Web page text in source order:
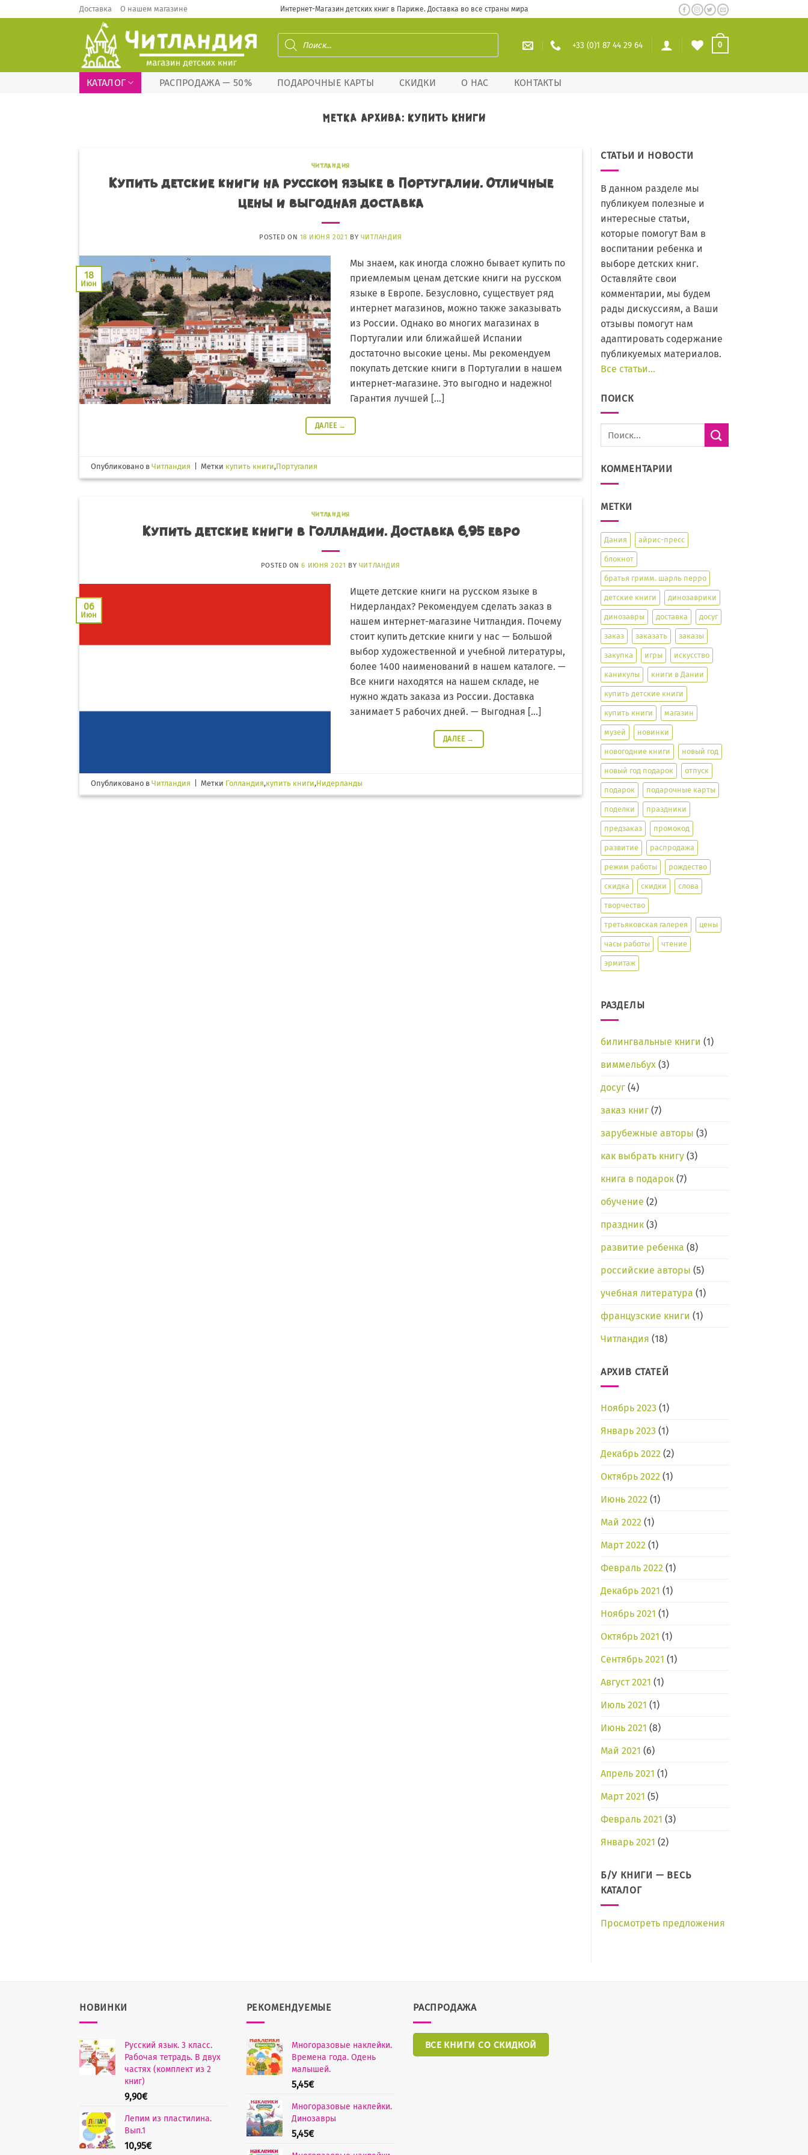
to
Доставка О нашем магазине Интернет-Магазин детских книг в Париже. Доставка во все страны мира
Поиск
товаров
+33 (0)1 87 44 29 64 0
КАТАЛОГ РАСПРОДАЖА — 50% ПОДАРОЧНЫЕ КАРТЫ СКИДКИ О НАС КОНТАКТЫ
МЕТКА АРХИВА: КУПИТЬ КНИГИ
ЧИТЛАНДИЯ
Купить детские книги на русском языке в Португалии. Отличные
цены и выгодная доставка
POSTED ON 18 ИЮНЯ 2021 BY ЧИТЛАНДИЯ
18
Июн
Мы знаем, как иногда сложно бывает купить по
приемлемым ценам детские книги на русском
языке в Европе. Безусловно, существует ряд
интернет магазинов, можно также заказывать
из России. Однако во многих магазинах в
Португалии или ближайшей Испании
достаточно высокие цены. Мы рекомендуем
покупать детские книги в Португалии в нашем
интернет-магазине. Это выгодно и надежно!
Гарантия лучшей […]
ДАЛЕЕ →
Опубликовано вЧитландия Метки купить книги,Португалия
ЧИТЛАНДИЯ
Купить детские книги в Голландии. Доставка 6,95 евро
POSTED ON6 ИЮНЯ 2021 BY ЧИТЛАНДИЯ
06
Июн
Ищете детские книги на русском языке в
Нидерландах? Рекомендуем сделать заказ в
нашем интернет-магазине Читландия. Почему
стоит купить детские книги у нас — Большой
выбор художественной и учебной литературы,
более 1400 наименований в нашем каталоге. —
Все книги находятся на нашем складе, не
нужно ждать заказа из России. Доставка
занимает 5 рабочих дней. — Выгодная […]
ДАЛЕЕ →
Опубликовано вЧитландия Метки Голландия,купить книги,Нидерланды
СТАТЬИ И НОВОСТИ
В данном разделе мы
публикуем полезные и
интересные статьи,
которые помогут Вам в
воспитании ребенка и
выборе детских книг.
Оставляйте свои
комментарии, мы будем
рады дискуссиям, а Ваши
отзывы помогут нам
адаптировать содержание
публикуемых материалов.
Все статьи…
ПОИСК
КОММЕНТАРИИ
МЕТКИ
Дания айрис-пресс
блокнот
братья гримм. шарль перро
детские книги динозаврики
динозавры доставка досуг
заказ заказать заказы
закупка игры искусство
каникулы книги в Дании
купить детские книги
купить книги магазин
музей новинки
новогодние книги новый год
новый год подарок отпуск
подарок подарочные карты
поделки праздники
предзаказ промокод
развитие распродажа
режим работы рождество
скидка скидки слова
творчество
третьяковская галерея цены
часы работы чтение
эрмитаж
РАЗДЕЛЫ
билингвальные книги (1)
виммельбух(3)
досуг(4)
заказ книг(7)
зарубежные авторы (3)
как выбрать книгу(3)
книга в подарок(7)
обучение (2)
праздник(3)
развитие ребенка (8)
российские авторы (5)
учебная литература (1)
французские книги (1)
Читландия (18)
АРХИВ СТАТЕЙ
Ноябрь 2023 (1)
Январь 2023 (1)
Декабрь 2022 (2)
Октябрь 2022 (1)
Июнь 2022 (1)
Май 2022 (1)
Март 2022 (1)
Февраль 2022 (1)
Декабрь 2021 (1)
Ноябрь 2021 (1)
Октябрь 2021 (1)
Сентябрь 2021 (1)
Август 2021 (1)
Июль 2021 (1)
Июнь 2021 (8)
Май 2021 (6)
Апрель 2021 (1)
Март 2021 (5)
Февраль 2021 (3)
Январь 2021 (2)
Б/У КНИГИ — ВЕСЬ
КАТАЛОГ
Просмотреть предложения
НОВИНКИ
Русский язык. 3 класс.
Рабочая тетрадь. В двух
частях (комплект из 2
книг)
9,90€
Лепим из пластилина.
Вып.1
10,95€
РЕКОМЕНДУЕМЫЕ
Многоразовые наклейки.
Времена года. Одень
малышей.
5,45€
Многоразовые наклейки.
Динозавры
5,45€
РАСПРОДАЖА
ВСЕ КНИГИ СО СКИДКОЙ